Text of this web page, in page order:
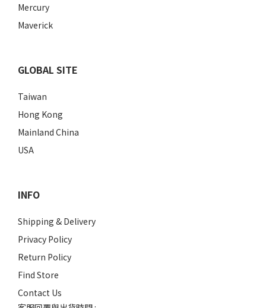
Mercury
Maverick
GLOBAL SITE
Taiwan
Hong Kong
Mainland China
USA
INFO
Shipping & Delivery
Privacy Policy
Return Policy
Find Store
Contact Us